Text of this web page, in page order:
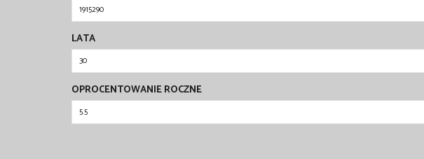
LATA
OPROCENTOWANIE ROCZNE